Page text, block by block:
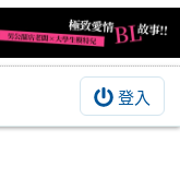
登入